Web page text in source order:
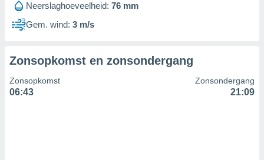
Neerslaghoeveelheid: 76 mm
Gem. wind: 3 m/s
Zonsopkomst en zonsondergang
Zonsopkomst
06:43
Zonsondergang
21:09